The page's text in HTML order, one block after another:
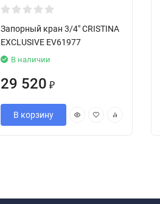
Запорный кран 3/4" CRISTINA
EXCLUSIVE EV61977
В наличии
29 520 ₽
В корзину